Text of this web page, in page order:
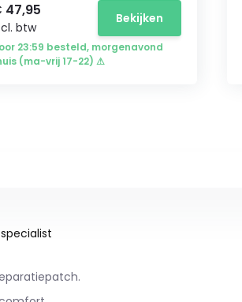
47,95
btw
Bekijken
23:59 besteld, morgenavond
(ma-vrij 17-22) ⚠